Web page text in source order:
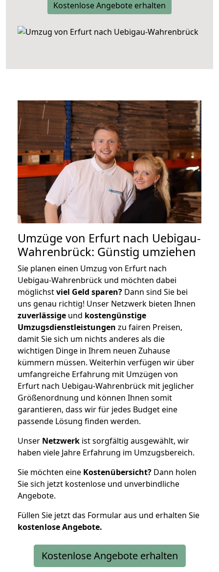
Kostenlose Angebote erhalten
Umzüge von Erfurt nach Uebigau-
Wahrenbrück: Günstig umziehen
Sie planen einen Umzug von Erfurt nach
Uebigau-Wahrenbrück und möchten dabei
möglichstviel Geld sparen? Dann sind Sie bei
uns genau richtig! Unser Netzwerk bieten Ihnen
zuverlässige und kostengünstige
Umzugsdienstleistungen zu fairen Preisen,
damit Sie sich um nichts anderes als die
wichtigen Dinge in Ihrem neuen Zuhause
kümmern müssen. Weiterhin verfügen wir über
umfangreiche Erfahrung mit Umzügen von
Erfurt nach Uebigau-Wahrenbrück mit jeglicher
Größenordnung und können Ihnen somit
garantieren, dass wir für jedes Budget eine
passende Lösung finden werden.
Unser Netzwerk ist sorgfältig ausgewählt, wir
haben viele Jahre Erfahrung im Umzugsbereich.
Sie möchten eine Kostenübersicht? Dann holen
Sie sich jetzt kostenlose und unverbindliche
Angebote.
Füllen Sie jetzt das Formular aus und erhalten Sie
kostenloseAngebote.
Kostenlose Angebote erhalten